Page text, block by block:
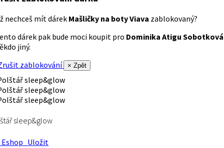
nechceš mít dárek Mašličky na boty Viava zablokovaný?
dárek pak bude moci koupit pro Dominika Atigu Sobotková
jiný.
zablokování
× Zpět
sleep&glow
Uložit